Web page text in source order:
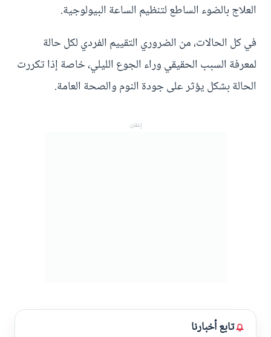
العلاج بالضوء الساطع لتنظيم الساعة البيولوجية.
في كل الحالات، من الضروري التقييم الفردي لكل حالة
لمعرفة السبب الحقيقي وراء الجوع الليلي، خاصة إذا تكررت
الحالة بشكل يؤثر على جودة النوم والصحة العامة.
إعلان
تابع أخبارنا